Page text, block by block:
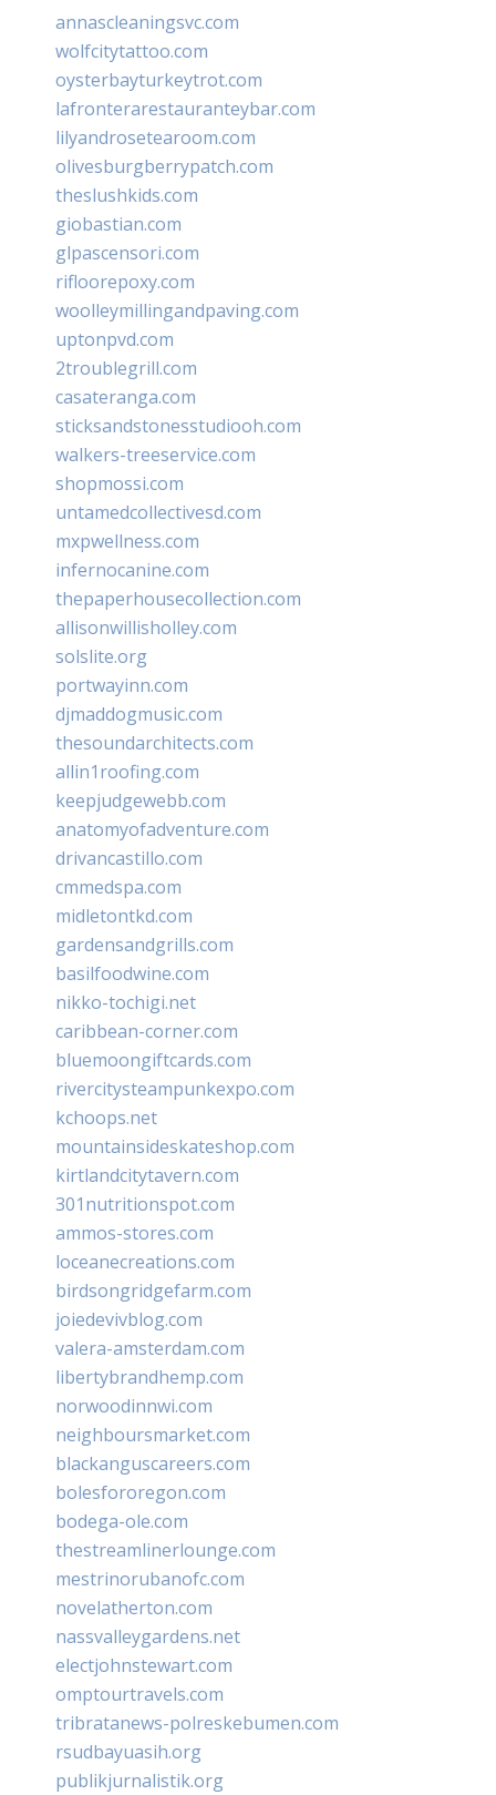
annascleaningsvc.com
wolfcitytattoo.com
oysterbayturkeytrot.com
lafronterarestauranteybar.com
lilyandrosetearoom.com
olivesburgberrypatch.com
theslushkids.com
giobastian.com
glpascensori.com
rifloorepoxy.com
woolleymillingandpaving.com
uptonpvd.com
2troublegrill.com
casateranga.com
sticksandstonesstudiooh.com
walkers-treeservice.com
shopmossi.com
untamedcollectivesd.com
mxpwellness.com
infernocanine.com
thepaperhousecollection.com
allisonwillisholley.com
solslite.org
portwayinn.com
djmaddogmusic.com
thesoundarchitects.com
allin1roofing.com
keepjudgewebb.com
anatomyofadventure.com
drivancastillo.com
cmmedspa.com
midletontkd.com
gardensandgrills.com
basilfoodwine.com
nikko-tochigi.net
caribbean-corner.com
bluemoongiftcards.com
rivercitysteampunkexpo.com
kchoops.net
mountainsideskateshop.com
kirtlandcitytavern.com
301nutritionspot.com
ammos-stores.com
loceanecreations.com
birdsongridgefarm.com
joiedevivblog.com
valera-amsterdam.com
libertybrandhemp.com
norwoodinnwi.com
neighboursmarket.com
blackanguscareers.com
bolesfororegon.com
bodega-ole.com
thestreamlinerlounge.com
mestrinorubanofc.com
novelatherton.com
nassvalleygardens.net
electjohnstewart.com
omptourtravels.com
tribratanews-polreskebumen.com
rsudbayuasih.org
publikjurnalistik.org